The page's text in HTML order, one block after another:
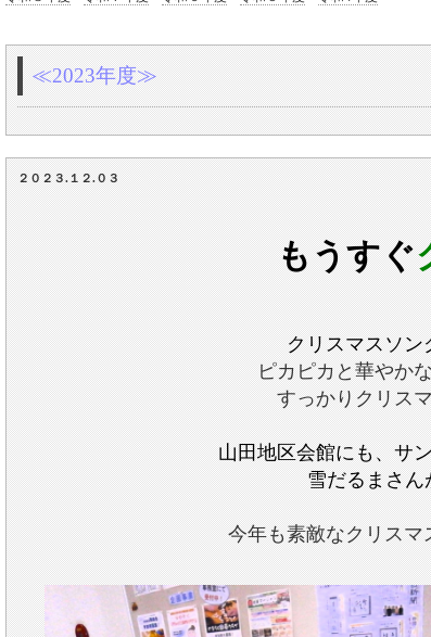
≪2023年度≫
２０２３.１２.０３
もうすぐ
クリスマスソン
ピカピカと華やか
すっかりクリス
山田地区会館にも、サ
雪だるまさん
今年も素敵なクリス